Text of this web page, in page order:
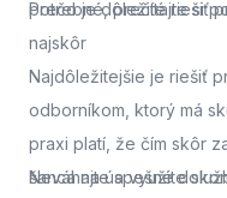
potrebné, prečítajte si
Prečo je dôležité riešiť
najskôr
Najdôležitejšie je riešiť
odborníkom, ktorý má
praxi platí, že čím skôr
šanca na úspešné
Neváhajte a využite